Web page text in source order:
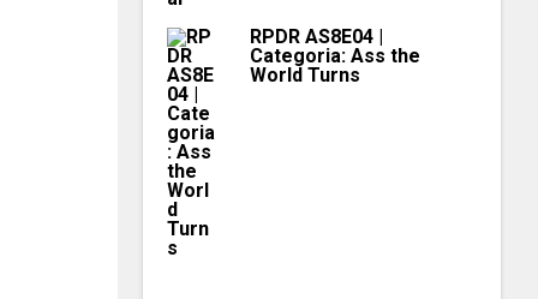
RPDR AS8E04 |
Categoria: Ass the
World Turns